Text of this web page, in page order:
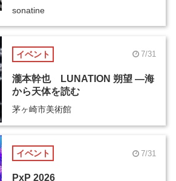
sonatine
イベント 7/31
瀧本幹也 LUNATION 朔望 ―海
から天体を読む
茅ヶ崎市美術館
イベント 7/31
PxP 2026